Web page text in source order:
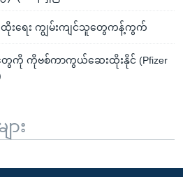
းရေး ကျွမ်းကျင်သူတွေကန့်ကွက်
တွေကို ကိုဗစ်ကာကွယ်ဆေးထိုးနိုင် (Pfizer
ား